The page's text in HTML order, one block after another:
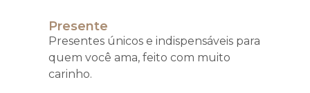
Presente
Presentes únicos e indispensáveis para
quem você ama, feito com muito
carinho.